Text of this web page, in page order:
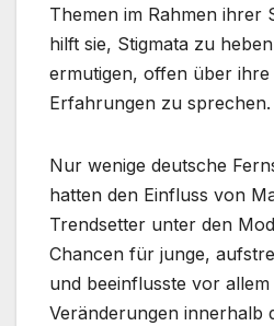
Themen im Rahmen ihrer
hilft sie, Stigmata zu
ermutigen, offen über ihre
Erfahrungen zu sprechen.
Nur wenige deutsche
hatten den Einfluss von
Trendsetter unter den
Chancen für junge,
und beeinflusste vor
Veränderungen innerhalb